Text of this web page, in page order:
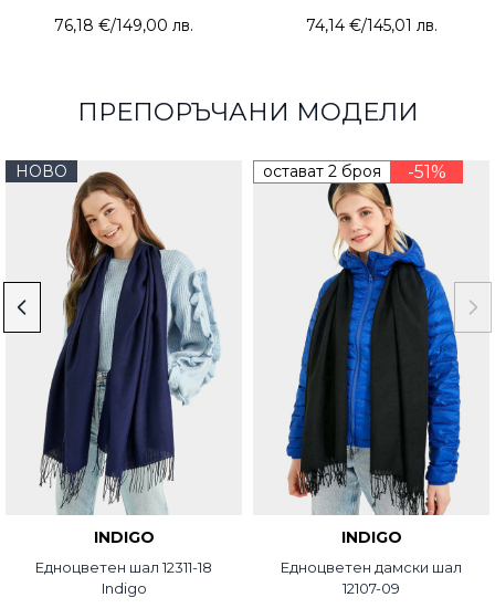
76,18 €/149,00 лв. 74,14 €/145,01 лв.
ПРЕПОРЪЧАНИ МОДЕЛИ
НОВО
INDIGO
Едноцветен шал 12311-18
Indigo
остават 2 броя -51%
INDIGO
Едноцветен дамски шал
12107-09